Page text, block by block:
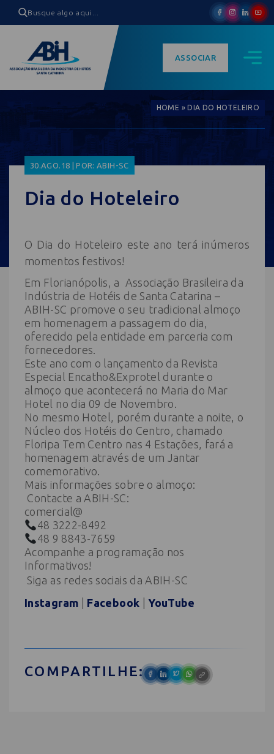
ASSOCIAR
HOME »DIA DO HOTELEIRO
30.AGO.18 | POR: ABIH-SC
Dia do Hoteleiro
O Dia do Hoteleiro este ano terá inúmeros
momentos festivos!
Em Florianópolis, a Associação Brasileira da
Indústria de Hotéis de Santa Catarina –
ABIH-SC promove o seu tradicional almoço
em homenagem a passagem do dia,
oferecido pela entidade em parceria com
fornecedores.
Este ano com o lançamento da Revista
Especial Encatho&Exprotel durante o
almoço que acontecerá no Maria do Mar
Hotel no dia 09 de Novembro.
No mesmo Hotel, porém durante a noite, o
Núcleo dos Hotéis do Centro, chamado
Floripa Tem Centro nas 4 Estações, fará a
homenagem através de um Jantar
comemorativo.
Mais informações sobre o almoço:
Contacte a ABIH-SC:
comercial@
48 3222-8492
48 9 8843-7659
Acompanhe a programação nos
Informativos!
Siga as redes sociais da ABIH-SC
Instagram
Facebook |YouTube
COMPARTILHE: